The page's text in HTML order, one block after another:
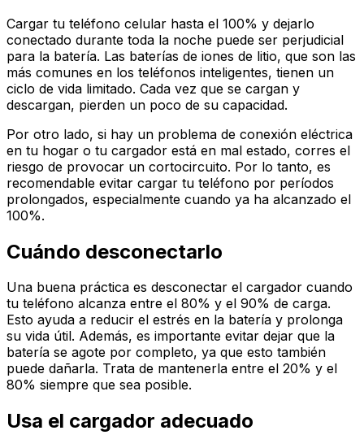
Cargar tu teléfono celular hasta el 100% y dejarlo
conectado durante toda la noche puede ser perjudicial
para la batería. Las baterías de iones de litio, que son las
más comunes en los teléfonos inteligentes, tienen un
ciclo de vida limitado. Cada vez que se cargan y
descargan, pierden un poco de su capacidad.
Por otro lado, si hay un problema de conexión eléctrica
en tu hogar o tu cargador está en mal estado, corres el
riesgo de provocar un cortocircuito. Por lo tanto, es
recomendable evitar cargar tu teléfono por períodos
prolongados, especialmente cuando ya ha alcanzado el
100%.
Cuándo desconectarlo
Una buena práctica es desconectar el cargador cuando
tu teléfono alcanza entre el 80% y el 90% de carga.
Esto ayuda a reducir el estrés en la batería y prolonga
su vida útil. Además, es importante evitar dejar que la
batería se agote por completo, ya que esto también
puede dañarla. Trata de mantenerla entre el 20% y el
80% siempre que sea posible.
Usa el cargador adecuado